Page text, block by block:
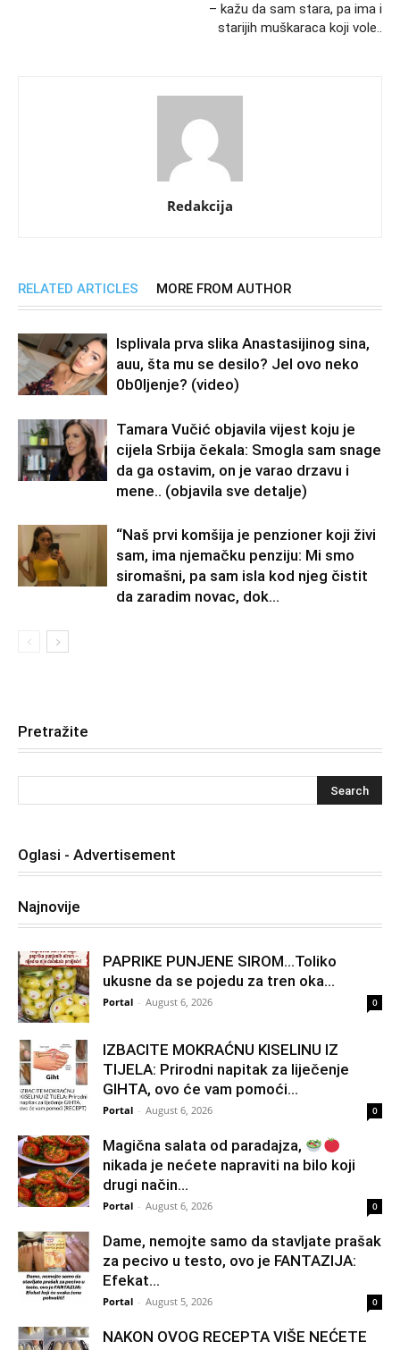
– kažu da sam stara, pa ima i
starijih muškaraca koji vole..
Redakcija
RELATED ARTICLES MORE FROM AUTHOR
Isplivala prva slika Anastasijinog sina,
auu, šta mu se desilo? Jel ovo neko
0b0Ijenje? (video)
Tamara Vučić objavila vijest koju je
cijela Srbija čekala: Smogla sam snage
da ga ostavim, on je varao drzavu i
mene.. (objavila sve detalje)
“Naš prvi komšija je penzioner koji živi
sam, ima njemačku penziju: Mi smo
siromašni, pa sam isla kod njeg čistit
da zaradim novac, dok...
Pretražite
Oglasi - Advertisement
Najnovije
PAPRIKE PUNJENE SIROM…Toliko
ukusne da se pojedu za tren oka…
Portal - August 6, 2026 0
IZBACITE MOKRAĆNU KISELINU IZ
TIJELA: Prirodni napitak za liječenje
GIHTA, ovo će vam pomoći...
Portal - August 6, 2026 0
Magična salata od paradajza,
nikada je nećete napraviti na bilo koji
drugi način…
Portal - August 6, 2026 0
Dame, nemojte samo da stavljate prašak
za pecivo u testo, ovo je FANTAZIJA:
Efekat...
Portal - August 5, 2026 0
NAKON OVOG RECEPTA VIŠE NEĆETE